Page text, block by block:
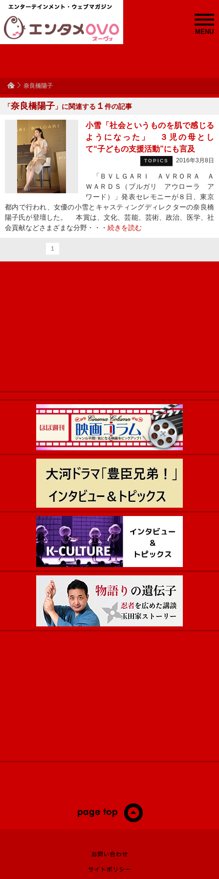
MENU
奈良橋陽子
「奈良橋陽子 」に関連する １ 件の記事
小雪「社会というものを肌で感じる
ようになった」 ３児の母とし
て“子どもの支援活動”にも言及
TOPICS 2016年3月8日
「ＢＶＬＧＡＲＩ ＡＶＲＯＲＡ Ａ
ＷＡＲＤＳ（ブルガリ アウローラ ア
ワード）」発表セレモニーが８日、東京
都内で行われ、女優の小雪とキャスティングディレクターの奈良橋
陽子氏が登壇した。 本賞は、文化、芸能、芸術、政治、医学、社
会貢献などさまざまな分野・・・ 続きを読む
1